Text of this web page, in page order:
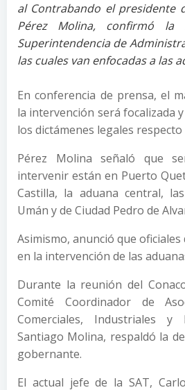
al Contrabando el presidente
Pérez Molina, confirmó la
Superintendencia de
las cuales van enfocadas a las
En conferencia de prensa, el
la intervención será focalizada
los dictámenes legales respecto
Pérez Molina señaló que
intervenir están en Puerto
Castilla, la aduana central,
Umán y de Ciudad Pedro de
Asimismo, anunció que
en la intervención de las
Durante la reunión del
Comité Coordinador de
Comerciales, Industriales y
Santiago Molina, respaldó la
gobernante.
El actual jefe de la SAT,